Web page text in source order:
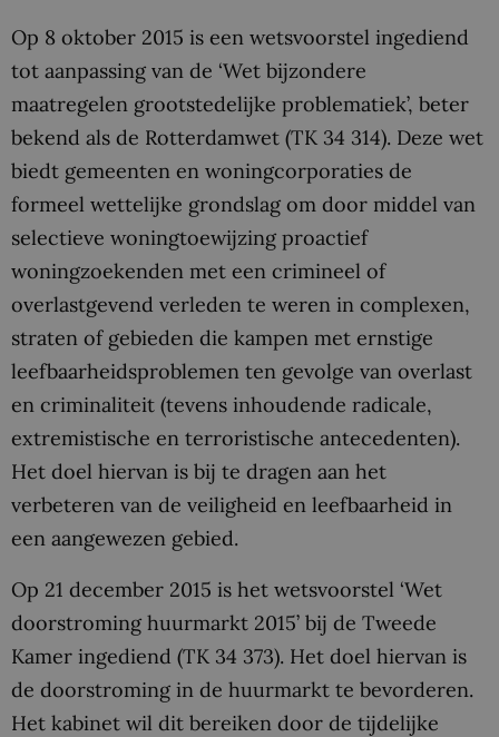
Op 8 oktober 2015 is een wetsvoorstel ingediend
tot aanpassing van de ‘Wet bijzondere
maatregelen grootstedelijke problematiek’, beter
bekend als de Rotterdamwet (TK 34 314). Deze wet
biedt gemeenten en woningcorporaties de
formeel wettelijke grondslag om door middel van
selectieve woningtoewijzing proactief
woningzoekenden met een crimineel of
overlastgevend verleden te weren in complexen,
straten of gebieden die kampen met ernstige
leefbaarheidsproblemen ten gevolge van overlast
en criminaliteit (tevens inhoudende radicale,
extremistische en terroristische antecedenten).
Het doel hiervan is bij te dragen aan het
verbeteren van de veiligheid en leefbaarheid in
een aangewezen gebied.
Op 21 december 2015 is het wetsvoorstel ‘Wet
doorstroming huurmarkt 2015’ bij de Tweede
Kamer ingediend (TK 34 373). Het doel hiervan is
de doorstroming in de huurmarkt te bevorderen.
Het kabinet wil dit bereiken door de tijdelijke